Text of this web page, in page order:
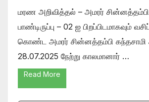
மரண அறிவித்தல் – அமரர் சின்னத்தம்பி
பாண்டிருப்பு – 02 ஐ பிறப்பிடமாகவும்
கொண்ட அமரர் சின்னத்தம்பி
28.07.2025 நேற்று காலமானார் …
Read More